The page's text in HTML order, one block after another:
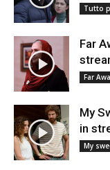
Tutto
Far
Far
My
in
My